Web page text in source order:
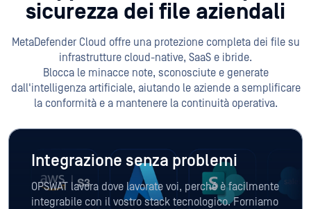
sicurezza dei file aziendali
MetaDefender Cloud offre una protezione completa dei file su
infrastrutture cloud-native, SaaS e ibride.
Blocca le minacce note, sconosciute e generate
dall'intelligenza artificiale, aiutando le aziende a semplificare
la conformità e a mantenere la continuità operativa.
Integrazione senza problemi
OPSWAT lavora dove lavorate voi, perché è facilmente
integrabile con il vostro stack tecnologico. Forniamo